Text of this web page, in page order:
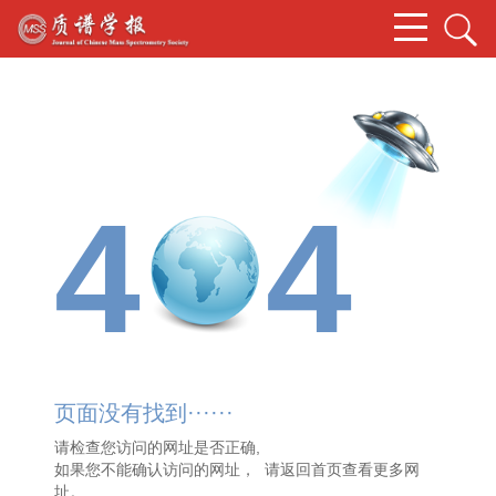
4 4
页面没有找到······
请检查您访问的网址是否正确,
如果您不能确认访问的网址， 请返回首页查看更多网
址。